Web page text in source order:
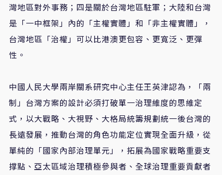
灣地區對外事務；四是關於台灣地區駐軍；大陸和台灣
是「一中框架」內的「主權實體」和「非主權實體」，
台灣地區「治權」可以比港澳更包容、更寬泛、更彈
性。
中國人民大學兩岸關系研究中心主任王英津認為，「兩
制」台灣方案的設計必須打破單一治理維度的思維定
式，以大戰略、大視野、大格局統籌規劃統一後台灣的
長遠發展，推動台灣的角色功能定位實現全面升級，從
單純的「國家內部治理單元」，拓展為國家戰略重要支
撑點、亞太區域治理積極參與者、全球治理重要貢獻者